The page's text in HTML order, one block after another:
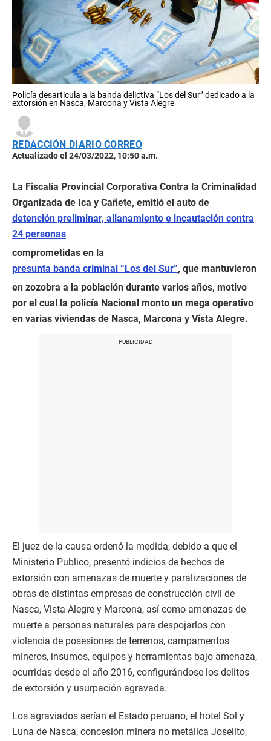
Policía desarticula a la banda delictiva “Los del Sur” dedicado a la
extorsión en Nasca, Marcona y Vista Alegre
REDACCIÓN DIARIO CORREO
Actualizado el 24/03/2022, 10:50 a.m.
La Fiscalía Provincial Corporativa Contra la Criminalidad
Organizada de Ica y Cañete, emitió el auto de
detención preliminar, allanamiento e incautación contra
24 personas
comprometidas en la
presunta banda criminal “Los del Sur”, que mantuvieron
en zozobra a la población durante varios años, motivo
por el cual la policía Nacional monto un mega operativo
en varias viviendas de Nasca, Marcona y Vista Alegre.
El juez de la causa ordenó la medida, debido a que el
Ministerio Publico, presentó indicios de hechos de
extorsión con amenazas de muerte y paralizaciones de
obras de distintas empresas de construcción civil de
Nasca, Vista Alegre y Marcona, así como amenazas de
muerte a personas naturales para despojarlos con
violencia de posesiones de terrenos, campamentos
mineros, insumos, equipos y herramientas bajo amenaza,
ocurridas desde el año 2016, configurándose los delitos
de extorsión y usurpación agravada.
Los agraviados serían el Estado peruano, el hotel Sol y
Luna de Nasca, concesión minera no metálica Joselito,